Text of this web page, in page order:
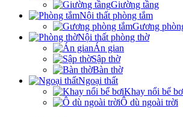
Giường tầng
Nội thất phòng tắm
Gương
Nội thất phòng thờ
Án gian
Sập thờ
Bàn thờ
Ngoại thất
Khay nổi bể
Ô dù ngoài trời